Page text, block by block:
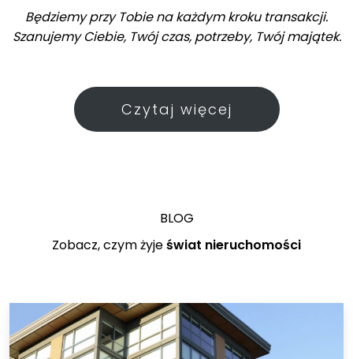
Będziemy przy Tobie na każdym kroku transakcji.
Szanujemy Ciebie, Twój czas, potrzeby, Twój majątek.
Czytaj więcej
BLOG
Zobacz, czym żyjeświat nieruchomości